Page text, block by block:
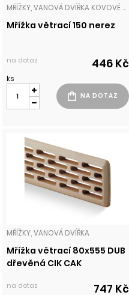
MŘÍŽKY, VANOVÁ DVÍŘKA KOVOVÉ MŘÍŽKY
Mřížka větrací 150 nerez
na dotaz 446 Kč
ks
MŘÍŽKY, VANOVÁ DVÍŘKA
Mřížka větrací 80x555 DUB
dřevěná CIK CAK
na dotaz 747 Kč